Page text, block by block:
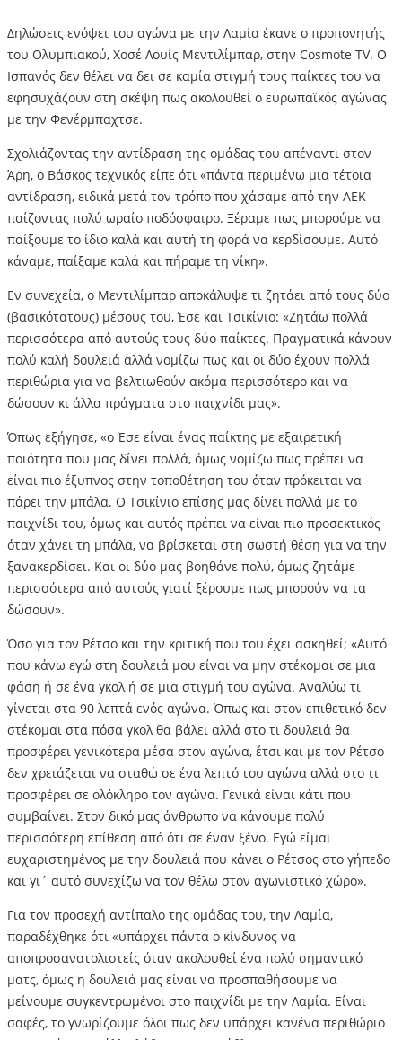
Δηλώσεις ενόψει του αγώνα με την Λαμία έκανε ο προπονητής
του Ολυμπιακού, Χοσέ Λουίς Μεντιλίμπαρ, στην Cosmote TV. Ο
Ισπανός δεν θέλει να δει σε καμία στιγμή τους παίκτες του να
εφησυχάζουν στη σκέψη πως ακολουθεί ο ευρωπαϊκός αγώνας
με την Φενέρμπαχτσε.
Σχολιάζοντας την αντίδραση της ομάδας του απέναντι στον
Άρη, ο Βάσκος τεχνικός είπε ότι «πάντα περιμένω μια τέτοια
αντίδραση, ειδικά μετά τον τρόπο που χάσαμε από την ΑΕΚ
παίζοντας πολύ ωραίο ποδόσφαιρο. Ξέραμε πως μπορούμε να
παίξουμε το ίδιο καλά και αυτή τη φορά να κερδίσουμε. Αυτό
κάναμε, παίξαμε καλά και πήραμε τη νίκη».
Εν συνεχεία, ο Μεντιλίμπαρ αποκάλυψε τι ζητάει από τους δύο
(βασικότατους) μέσους του, Έσε και Τσικίνιο: «Ζητάω πολλά
περισσότερα από αυτούς τους δύο παίκτες. Πραγματικά κάνουν
πολύ καλή δουλειά αλλά νομίζω πως και οι δύο έχουν πολλά
περιθώρια για να βελτιωθούν ακόμα περισσότερο και να
δώσουν κι άλλα πράγματα στο παιχνίδι μας».
Όπως εξήγησε, «ο Έσε είναι ένας παίκτης με εξαιρετική
ποιότητα που μας δίνει πολλά, όμως νομίζω πως πρέπει να
είναι πιο έξυπνος στην τοποθέτηση του όταν πρόκειται να
πάρει την μπάλα. Ο Τσικίνιο επίσης μας δίνει πολλά με το
παιχνίδι του, όμως και αυτός πρέπει να είναι πιο προσεκτικός
όταν χάνει τη μπάλα, να βρίσκεται στη σωστή θέση για να την
ξανακερδίσει. Και οι δύο μας βοηθάνε πολύ, όμως ζητάμε
περισσότερα από αυτούς γιατί ξέρουμε πως μπορούν να τα
δώσουν».
Όσο για τον Ρέτσο και την κριτική που του έχει ασκηθεί; «Αυτό
που κάνω εγώ στη δουλειά μου είναι να μην στέκομαι σε μια
φάση ή σε ένα γκολ ή σε μια στιγμή του αγώνα. Αναλύω τι
γίνεται στα 90 λεπτά ενός αγώνα. Όπως και στον επιθετικό δεν
στέκομαι στα πόσα γκολ θα βάλει αλλά στο τι δουλειά θα
προσφέρει γενικότερα μέσα στον αγώνα, έτσι και με τον Ρέτσο
δεν χρειάζεται να σταθώ σε ένα λεπτό του αγώνα αλλά στο τι
προσφέρει σε ολόκληρο τον αγώνα. Γενικά είναι κάτι που
συμβαίνει. Στον δικό μας άνθρωπο να κάνουμε πολύ
περισσότερη επίθεση από ότι σε έναν ξένο. Εγώ είμαι
ευχαριστημένος με την δουλειά που κάνει ο Ρέτσος στο γήπεδο
και γι΄ αυτό συνεχίζω να τον θέλω στον αγωνιστικό χώρο».
Για τον προσεχή αντίπαλο της ομάδας του, την Λαμία,
παραδέχθηκε ότι «υπάρχει πάντα ο κίνδυνος να
αποπροσανατολιστείς όταν ακολουθεί ένα πολύ σημαντικό
ματς, όμως η δουλειά μας είναι να προσπαθήσουμε να
μείνουμε συγκεντρωμένοι στο παιχνίδι με την Λαμία. Είναι
σαφές, το γνωρίζουμε όλοι πως δεν υπάρχει κανένα περιθώριο